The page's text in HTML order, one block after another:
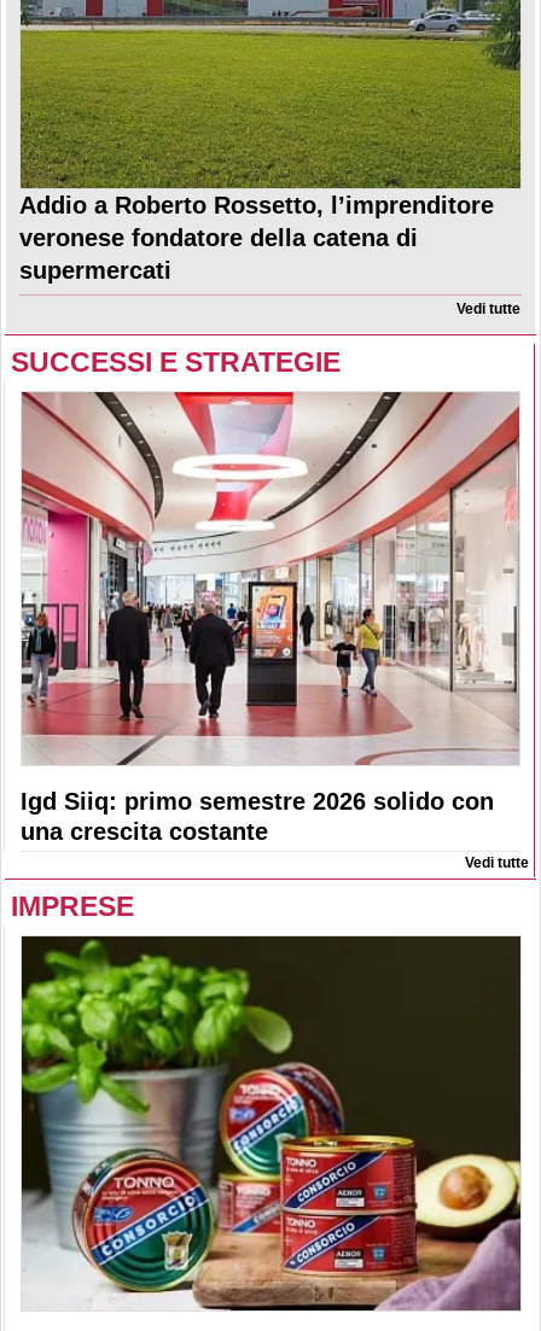
Addio a Roberto Rossetto, l’imprenditore
veronese fondatore della catena di
supermercati
Vedi tutte
SUCCESSI E STRATEGIE
Igd Siiq: primo semestre 2026 solido con
una crescita costante
Vedi tutte
IMPRESE